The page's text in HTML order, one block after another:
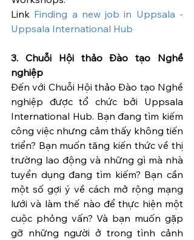
Link Finding a new job in Uppsala -
Uppsala International Hub
3. Chuỗi Hội thảo Đào tạo Nghề
nghiệp
Đến với Chuỗi Hội thảo Đào tạo Nghề
nghiệp được tổ chức bởi Uppsala
International Hub. Bạn đang tìm kiếm
công việc nhưng cảm thấy không tiến
triển? Bạn muốn tăng kiến thức về thị
trường lao động và những gì mà nhà
tuyển dụng đang tìm kiếm? Bạn cần
một số gợi ý về cách mở rộng mạng
lưới và làm thế nào để thực hiện một
cuộc phỏng vấn? Và bạn muốn gặp
gỡ những người ở trong tình cảnh